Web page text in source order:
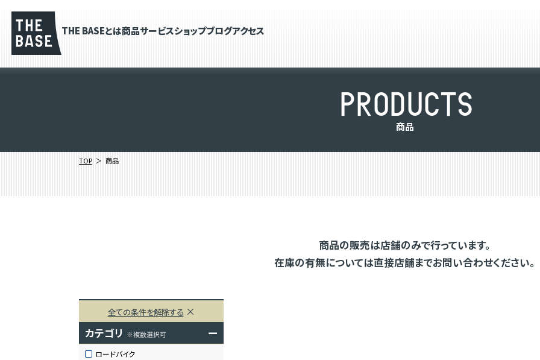
THE BASEとは商品サービスショップブログアクセス
PRODUCTS
商品
TOP 商品
商品の販売は店舗のみで行っています。
在庫の有無については直接店舗までお問い合わせください。
全ての条件を解除する
カテゴリ ※複数選択可 ー
ロードバイク